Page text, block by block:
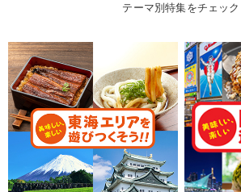
テーマ別特集をチェック